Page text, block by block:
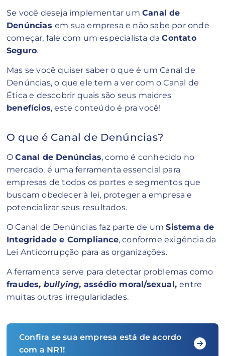
Se você deseja implementar um Canal de
Denúncias em sua empresa e não sabe por onde
começar, fale com um especialista daContato
Seguro.
Mas se você quiser saber o que é um Canal de
Denúncias, o que ele tem a ver com o Canal de
Ética e descobrir quais são seus maiores
benefícios, este conteúdo é pra você!
O que é Canal de Denúncias?
OCanal de Denúncias, como é conhecido no
mercado, é uma ferramenta essencial para
empresas de todos os portes e segmentos que
buscam obedecer à lei, proteger a empresa e
potencializar seus resultados.
O Canal de Denúncias faz parte de umSistema de
Integridade e Compliance, conforme exigência da
Lei Anticorrupção para as organizações.
A ferramenta serve para detectar problemas como
fraudes, bullying, assédio moral/sexual,entre
muitas outras irregularidades.
Confira se sua empresa está de acordo
com a NR1!